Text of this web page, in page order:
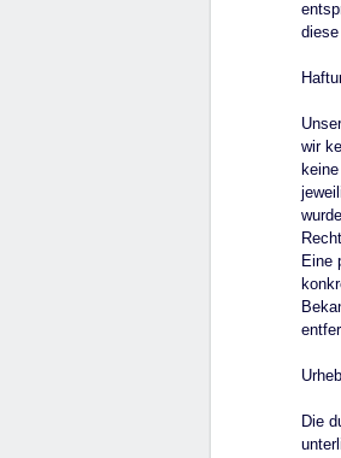
wir
Eine
Die